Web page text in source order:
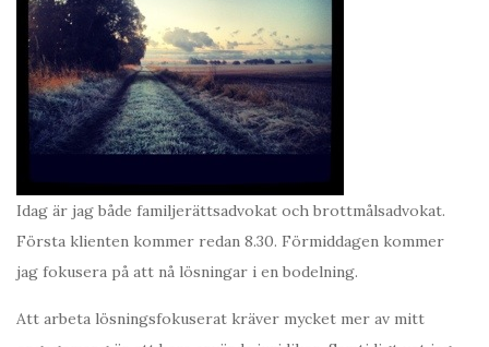
Idag är jag både familjerättsadvokat och brottmålsadvokat.
Första klienten kommer redan 8.30. Förmiddagen kommer
jag fokusera på att nå lösningar i en bodelning.
Att arbeta lösningsfokuserat kräver mycket mer av mitt